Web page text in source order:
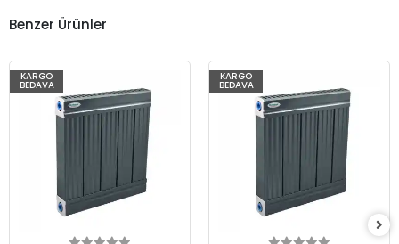
Benzer Ürünler
KARGO
BEDAVA
KARGO
BEDAVA